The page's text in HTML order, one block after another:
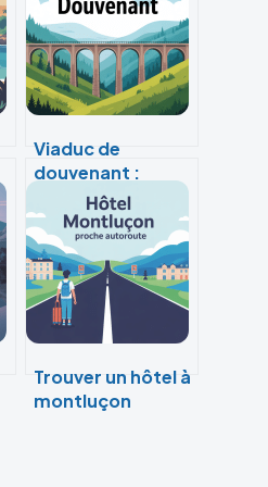
Viaduc de
douvenant :
histoire, accès et
points de vue
incontournables
Trouver un hôtel à
montluçon